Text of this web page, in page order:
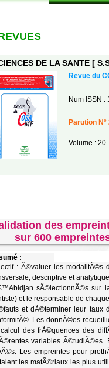
DE LA SANTE [
Revue du
Num ISSN :
Parution N°
Volume : 20
des
sur 600
:
: Ã©valuer les modalitÃ©s
descriptive et
sÃ©lectionnÃ©s sur
et le responsable de
et dÃ©terminer leur taux
Les donnÃ©es
calcul des frÃ©quences des
variables Ã©tudiÃ©es.
Les empreintes pour
les matÃ©riaux les plus